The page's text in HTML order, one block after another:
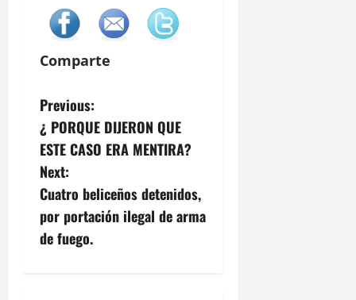
Comparte
P
o
s
t
n
Previous:
¿ PORQUE DIJERON QUE
ESTE CASO ERA MENTIRA?
Next:
Cuatro beliceños detenidos,
por portación ilegal de arma
de fuego.